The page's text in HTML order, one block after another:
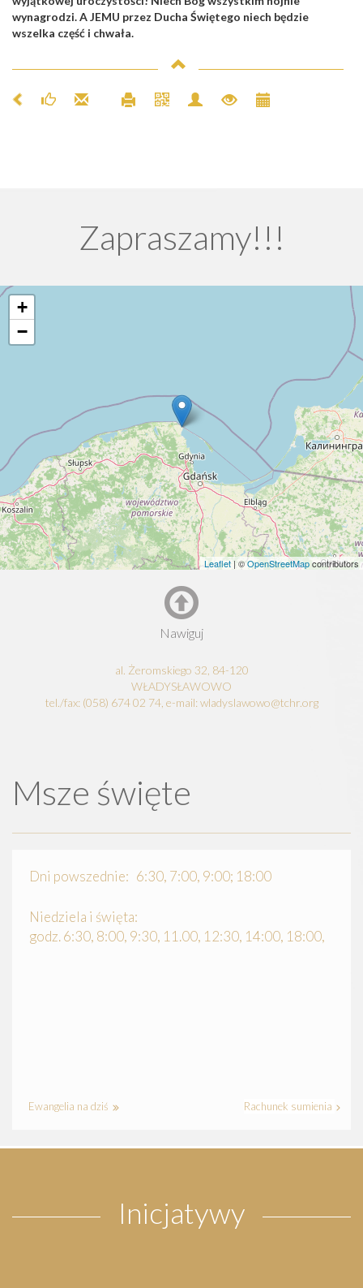
wynagrodzi. A JEMU przez Ducha Świętego niech będzie
wszelka część i chwała.
Zapraszamy!!!
+
−
Leaflet | ©OpenStreetMapcontributors
Nawiguj
al. Żeromskiego 32, 84-120
WŁADYSŁAWOWO
tel./fax: (058) 674 02 74, e-mail: wladyslawowo@tchr.org
Msze święte
Dni powszednie: 6:30, 7:00, 9:00; 18:00
Niedziela i święta:
godz. 6:30, 8:00, 9:30, 11.00, 12:30, 14:00, 18:00,
Ewangelia na dziś Rachunek sumienia
Inicjatywy